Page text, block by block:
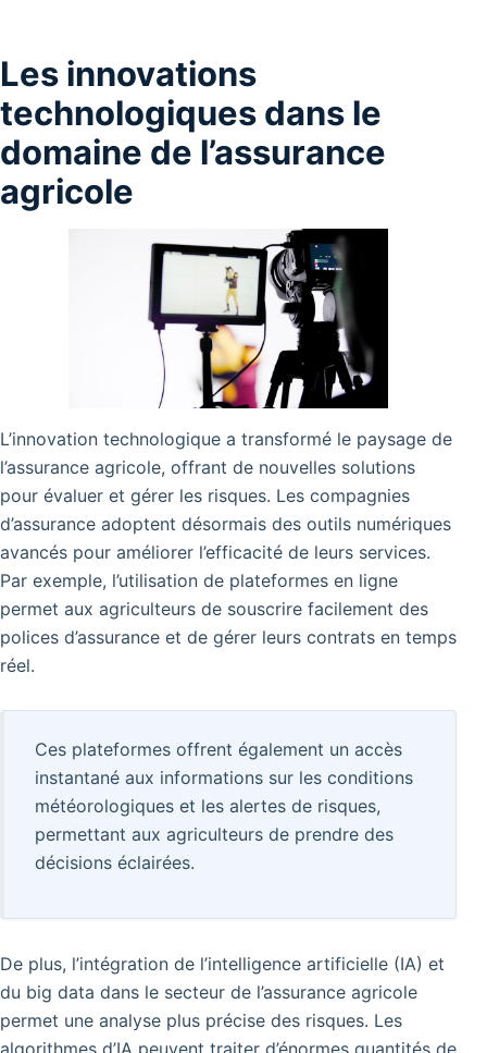
Les innovations
technologiques dans le
domaine de l’assurance
agricole
L’innovation technologique a transformé le paysage de
l’assurance agricole, offrant de nouvelles solutions
pour évaluer et gérer les risques. Les compagnies
d’assurance adoptent désormais des outils numériques
avancés pour améliorer l’efficacité de leurs services.
Par exemple, l’utilisation de plateformes en ligne
permet aux agriculteurs de souscrire facilement des
polices d’assurance et de gérer leurs contrats en temps
réel.
Ces plateformes offrent également un accès
instantané aux informations sur les conditions
météorologiques et les alertes de risques,
permettant aux agriculteurs de prendre des
décisions éclairées.
De plus, l’intégration de l’intelligence artificielle (IA) et
du big data dans le secteur de l’assurance agricole
permet une analyse plus précise des risques. Les
algorithmes d’IA peuvent traiter d’énormes quantités de